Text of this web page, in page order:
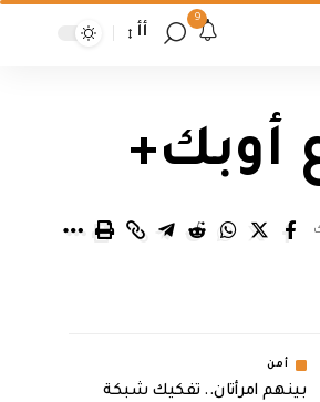
9
أأ
أوبك+
أمن
بينهم امرأتان.. تفكيك شبكة